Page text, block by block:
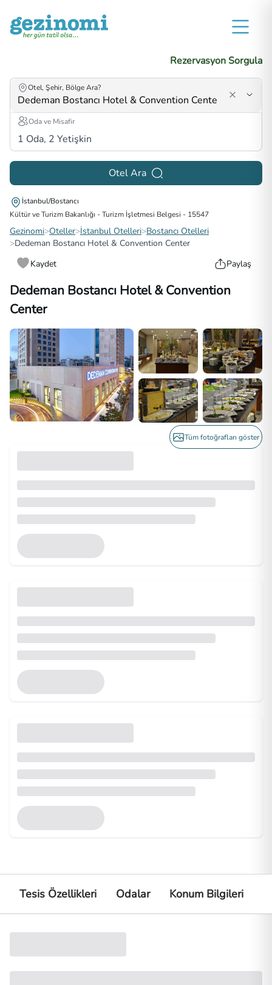
Rezervasyon Sorgula
Otel, Şehir, Bölge Ara?
Oda ve Misafir
1 Oda, 2 Yetişkin
Otel Ara
İstanbul/Bostancı
Kültür ve Turizm Bakanlığı - Turizm İşletmesi Belgesi - 15547
Gezinomi>Oteller>İstanbul Otelleri>Bostancı Otelleri
>Dedeman Bostancı Hotel & Convention Center
Paylaş
Kaydet
Dedeman Bostancı Hotel & Convention
Center
Tüm fotoğrafları göster
Tesis Özellikleri Odalar Konum Bilgileri